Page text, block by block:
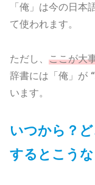
「俺」は今の日本
て使われます。
ただし、 ここが大
辞書には「俺」が
います。
いつから？
するとこう